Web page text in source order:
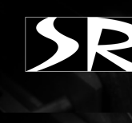
contenuto